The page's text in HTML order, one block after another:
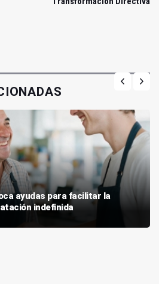
ayudas para facilitar la
indefinida